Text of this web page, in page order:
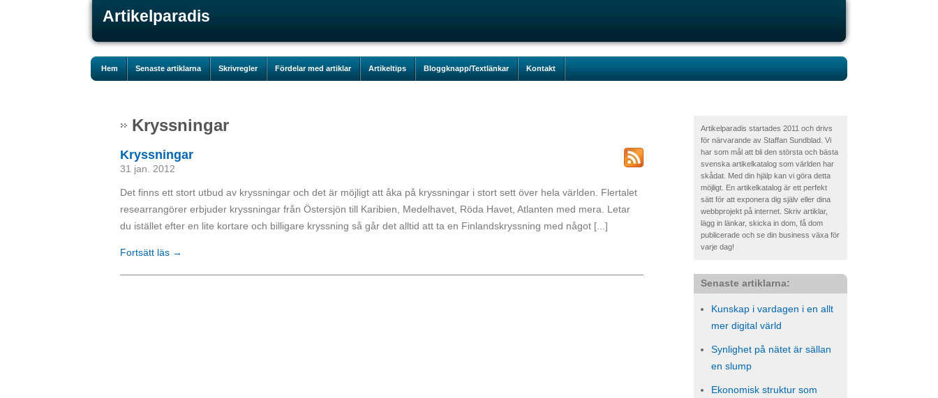
Artikelparadis
Hem Senaste artiklarna Skrivregler Fördelar med artiklar Artikeltips Bloggknapp/Textlänkar Kontakt
Artikelparadis startades 2011 och drivs
för närvarande av Staffan Sundblad. Vi
har som mål att bli den största och bästa
svenska artikelkatalog som världen har
skådat. Med din hjälp kan vi göra detta
möjligt. En artikelkatalog är ett perfekt
sätt för att exponera dig själv eller dina
webbprojekt på internet. Skriv artiklar,
lägg in länkar, skicka in dom, få dom
publicerade och se din business växa för
varje dag!
Senaste artiklarna:
Kunskap i vardagen i en allt
mer digital värld
Synlighet på nätet är sällan
en slump
Ekonomisk struktur som
Kryssningar
Kryssningar
31 jan. 2012
Det finns ett stort utbud av kryssningar och det är möjligt att åka på kryssningar i stort sett över hela världen. Flertalet
researrangörer erbjuder kryssningar från Östersjön till Karibien, Medelhavet, Röda Havet, Atlanten med mera. Letar
du istället efter en lite kortare och billigare kryssning så går det alltid att ta en Finlandskryssning med något [...]
Fortsätt läs →